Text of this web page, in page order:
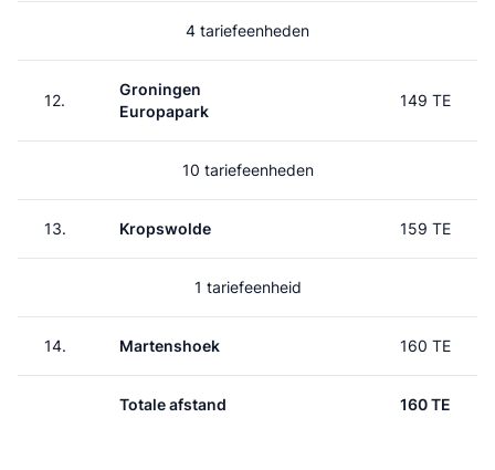
4 tariefeenheden
12.
Groningen
Europapark
149 TE
10 tariefeenheden
13. Kropswolde 159 TE
1 tariefeenheid
14. Martenshoek 160 TE
Totale afstand 160 TE